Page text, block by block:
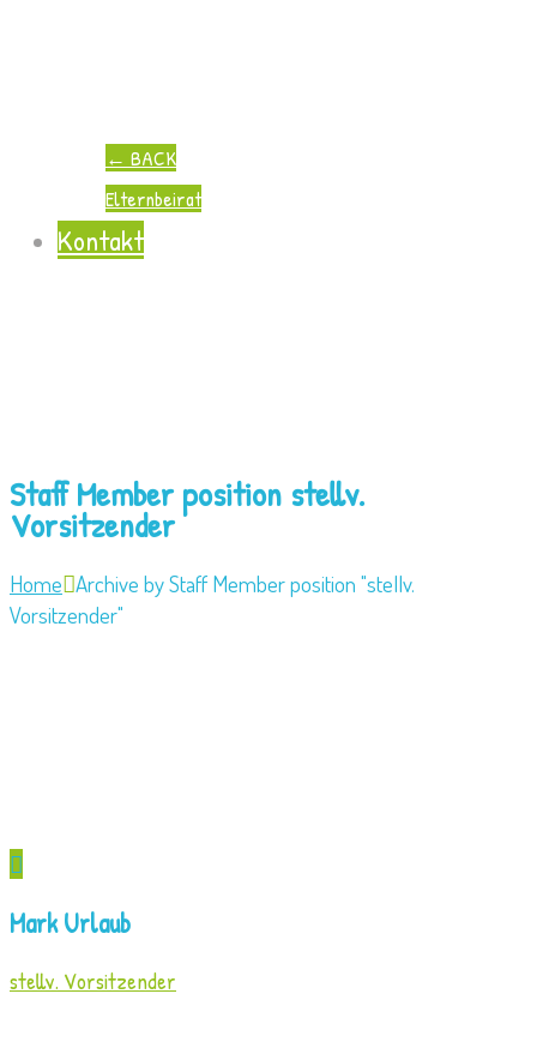
← BACK
Elternbeirat
Kontakt
Staff Member position stellv.
Vorsitzender
Home Archive by Staff Member position "stellv.
Vorsitzender"
Mark Urlaub
stellv. Vorsitzender